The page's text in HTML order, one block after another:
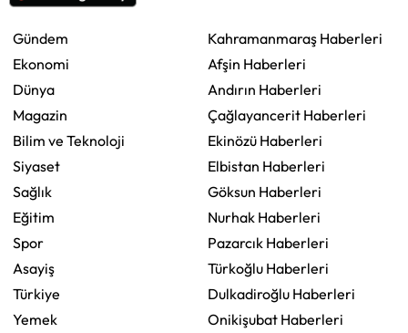
Gündem
Ekonomi
Dünya
Magazin
Bilim ve Teknoloji
Siyaset
Sağlık
Eğitim
Spor
Asayiş
Türkiye
Yemek
Kahramanmaraş Haberleri
Afşin Haberleri
Andırın Haberleri
Çağlayancerit Haberleri
Ekinözü Haberleri
Elbistan Haberleri
Göksun Haberleri
Nurhak Haberleri
Pazarcık Haberleri
Türkoğlu Haberleri
Dulkadiroğlu Haberleri
Onikişubat Haberleri